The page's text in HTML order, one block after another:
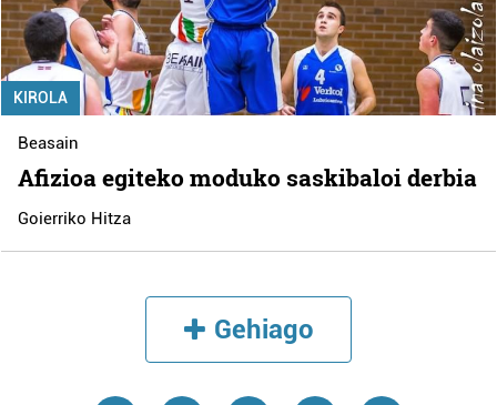
KIROLA
Beasain
Afizioa egiteko moduko saskibaloi derbia
Goierriko Hitza
Gehiago